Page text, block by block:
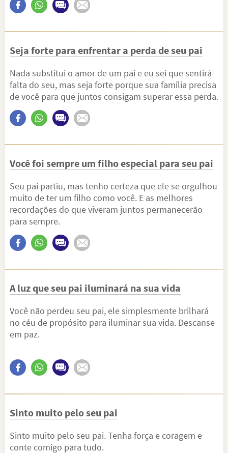
Seja forte para enfrentar a perda de seu pai
Nada substitui o amor de um pai e eu sei que sentirá
falta do seu, mas seja forte porque sua família precisa
de você para que juntos consigam superar essa perda.
Você foi sempre um filho especial para seu pai
Seu pai partiu, mas tenho certeza que ele se orgulhou
muito de ter um filho como você. E as melhores
recordações do que viveram juntos permanecerão
para sempre.
A luz que seu pai iluminará na sua vida
Você não perdeu seu pai, ele simplesmente brilhará
no céu de propósito para iluminar sua vida. Descanse
em paz.
Sinto muito pelo seu pai
Sinto muito pelo seu pai. Tenha força e coragem e
conte comigo para tudo.